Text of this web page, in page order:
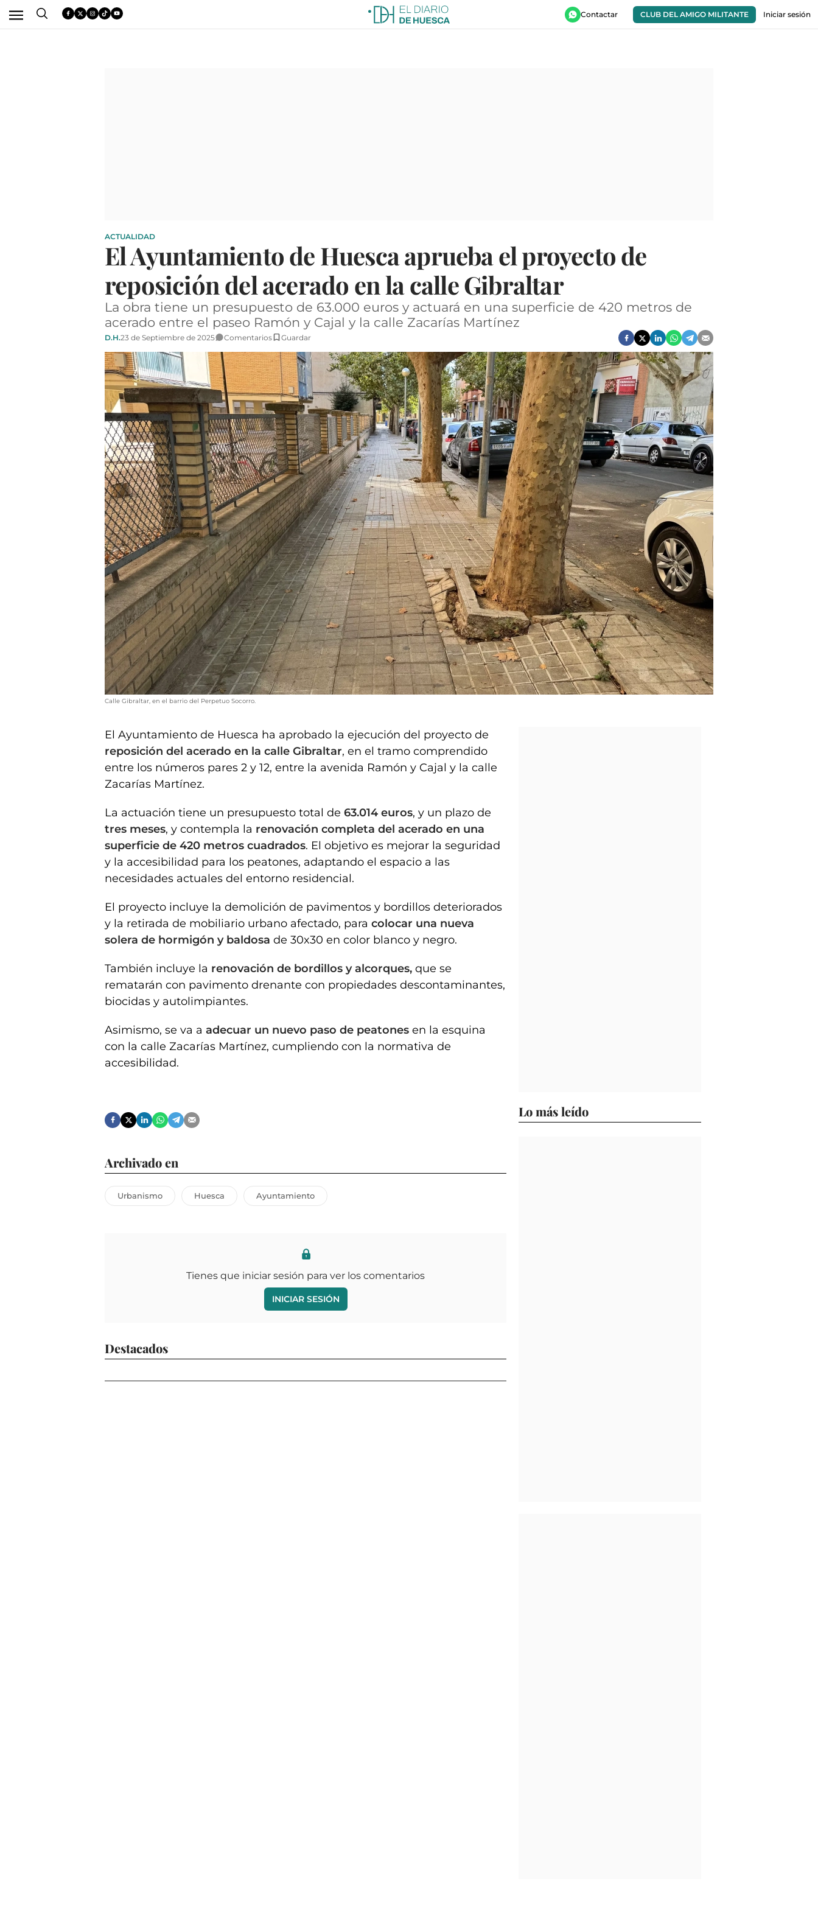
Contactar CLUB DEL AMIGO MILITANTE Iniciar sesión
ACTUALIDAD
El Ayuntamiento de Huesca aprueba el proyecto de
reposición del acerado en la calle Gibraltar
La obra tiene un presupuesto de 63.000 euros y actuará en una superficie de 420 metros de
acerado entre el paseo Ramón y Cajal y la calle Zacarías Martínez
D.H.23 de Septiembre de 2025 Comentarios Guardar
Calle Gibraltar, en el barrio del Perpetuo Socorro.
El Ayuntamiento de Huesca ha aprobado la ejecución del proyecto de
reposición del acerado en la calle Gibraltar, en el tramo comprendido
entre los números pares 2 y 12, entre la avenida Ramón y Cajal y la calle
Zacarías Martínez.
La actuación tiene un presupuesto total de 63.014 euros, y un plazo de
tres meses, y contempla la renovación completa del acerado en una
superficie de 420 metros cuadrados. El objetivo es mejorar la seguridad
y la accesibilidad para los peatones, adaptando el espacio a las
necesidades actuales del entorno residencial.
El proyecto incluye la demolición de pavimentos y bordillos deteriorados
y la retirada de mobiliario urbano afectado, para colocar una nueva
solera de hormigón y baldosa de 30x30 en color blanco y negro.
También incluye la renovación de bordillos y alcorques, que se
rematarán con pavimento drenante con propiedades descontaminantes,
biocidas y autolimpiantes.
Asimismo, se va a adecuar un nuevo paso de peatones en la esquina
con la calle Zacarías Martínez, cumpliendo con la normativa de
accesibilidad.
Archivado en
Urbanismo Huesca Ayuntamiento
Tienes que iniciar sesión para ver los comentarios
INICIAR SESIÓN
Destacados
Lo más leído